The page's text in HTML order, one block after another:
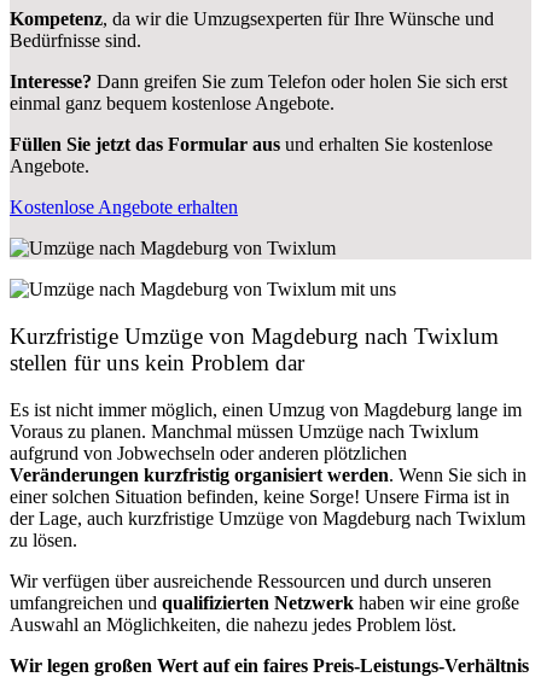
Kompetenz, da wir die Umzugsexperten für Ihre Wünsche und
Bedürfnisse sind.
Interesse? Dann greifen Sie zum Telefon oder holen Sie sich erst
einmal ganz bequem kostenlose Angebote.
Füllen Sie jetzt das Formular aus und erhalten Sie kostenlose
Angebote.
Kostenlose Angebote erhalten
Kurzfristige Umzüge von Magdeburg nach Twixlum
stellen für uns kein Problem dar
Es ist nicht immer möglich, einen Umzug von Magdeburg lange im
Voraus zu planen. Manchmal müssen Umzüge nach Twixlum
aufgrund von Jobwechseln oder anderen plötzlichen
Veränderungen kurzfristig organisiert werden. Wenn Sie sich in
einer solchen Situation befinden, keine Sorge! Unsere Firma ist in
der Lage, auch kurzfristige Umzüge von Magdeburg nach Twixlum
zu lösen.
Wir verfügen über ausreichende Ressourcen und durch unseren
umfangreichen und qualifizierten Netzwerk haben wir eine große
Auswahl an Möglichkeiten, die nahezu jedes Problem löst.
Wir legen großen Wert auf ein faires Preis-Leistungs-Verhältnis